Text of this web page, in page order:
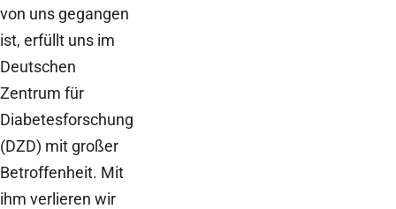
von uns gegangen
ist, erfüllt uns im
Deutschen
Zentrum für
Diabetesforschung
(DZD) mit großer
Betroffenheit. Mit
ihm verlieren wir